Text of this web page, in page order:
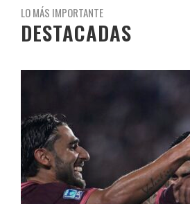
LO MÁS IMPORTANTE
DESTACADAS